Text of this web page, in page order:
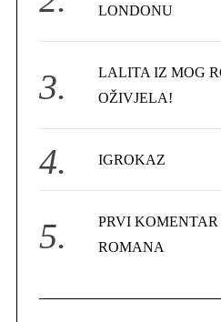
LONDONU
LALITA IZ MOG
OŽIVJELA!
IGROKAZ
PRVI KOMENTAR
ROMANA